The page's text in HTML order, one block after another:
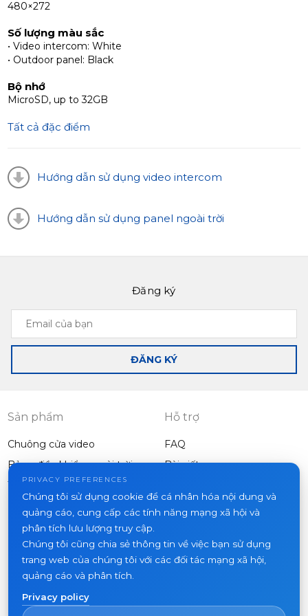
chiều rộng. Bảng gọi được thiết kế để kết nối với chuông
cửa 4 dâng.
480×272
Số lượng màu sắc
• Video intercom: White
• Outdoor panel: Black
Bộ nhớ
MicroSD, up to 32GB
Tất cả đặc điểm
Hướng dẫn sử dụng video intercom
Hướng dẫn sử dụng panel ngoài trời
Đăng ký
Email
của
bạn
ĐĂNG KÝ
Sản phẩm
Chuông cửa video
Bảng điều khiển ngoài trời
Thiết bị khác
Hỗ trợ
FAQ
Bài viết
Dự án
Tin tức
Liên hệ
Nơi mua hàng
PRIVACY PREFERENCES
Chúng tôi sử dụng cookie để cá nhân hóa nội dung và
quảng cáo, cung cấp các tính năng mạng xã hội và
phân tích lưu lượng truy cập.
Chúng tôi cũng chia sẻ thông tin về việc bạn sử dụng
trang web của chúng tôi với các đối tác mạng xã hội,
quảng cáo và phân tích.
Privacy policy